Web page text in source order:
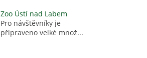
Zoo Ústí nad Labem
Pro návštěvníky je
připraveno velké množ...